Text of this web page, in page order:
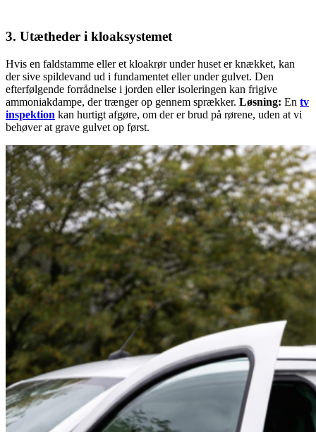
3. Utætheder i kloaksystemet
Hvis en faldstamme eller et kloakrør under huset er knækket, kan
der sive spildevand ud i fundamentet eller under gulvet. Den
efterfølgende forrådnelse i jorden eller isoleringen kan frigive
ammoniakdampe, der trænger op gennem sprækker. Løsning: En tv
inspektion kan hurtigt afgøre, om der er brud på rørene, uden at vi
behøver at grave gulvet op først.